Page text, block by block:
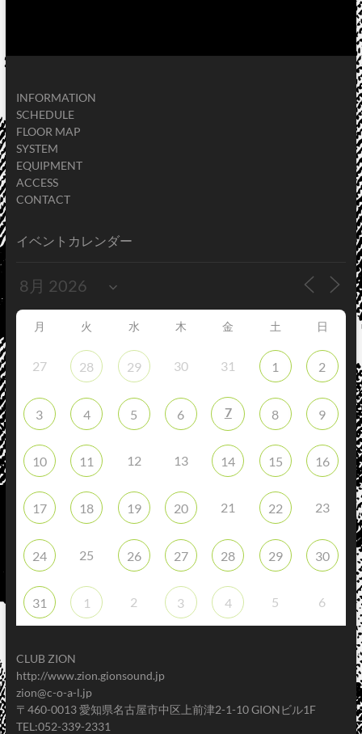
INFORMATION
SCHEDULE
FLOOR MAP
SYSTEM
EQUIPMENT
ACCESS
CONTACT
イベントカレンダー
月 火 水 木 金 土 日
27 28 29 30 31 1 2
3 4 5 6 7 8 9
10 11 12 13 14 15 16
17 18 19 20 21 22 23
24 25 26 27 28 29 30
31 1 2 3 4 5 6
CLUB ZION
http://www.zion.gionsound.jp
zion@c-o-a-l.jp
〒460-0013 愛知県名古屋市中区上前津2-1-10 GIONビル1F
TEL:052-339-2331